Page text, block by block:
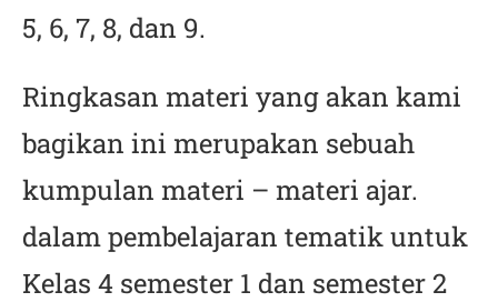
5, 6, 7, 8, dan 9.
Ringkasan materi yang akan kami
bagikan ini merupakan sebuah
kumpulan materi – materi ajar.
dalam pembelajaran tematik untuk
Kelas 4 semester 1 dan semester 2